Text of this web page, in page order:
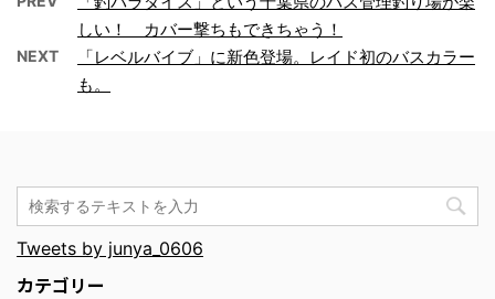
しい！ カバー撃ちもできちゃう！
NEXT
「レベルバイブ」に新色登場。レイド初のバスカラー
も。
Tweets by junya_0606
カテゴリー